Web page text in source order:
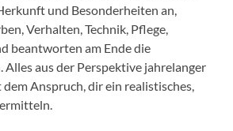
und Besonderheiten an,
Verhalten, Technik, Pflege,
beantworten am Ende die
Alles aus der Perspektive jahrelanger
Anspruch, dir ein realistisches,